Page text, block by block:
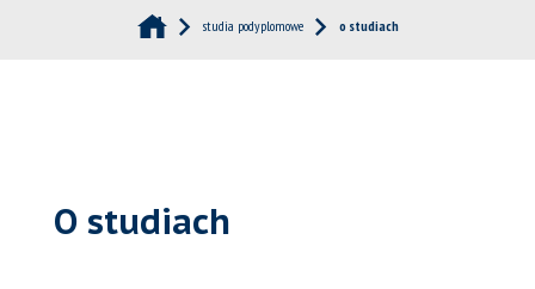
studia podyplomowe o studiach
O studiach